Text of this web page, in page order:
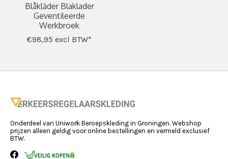
Blåkläder Blaklader
Geventileerde
Werkbroek
€98,95 excl BTW*
Onderdeel van Uniwork Beroepskleding in Groningen. Webshop
prijzen alleen geldig voor online bestellingen en vermeld exclusief
BTW.